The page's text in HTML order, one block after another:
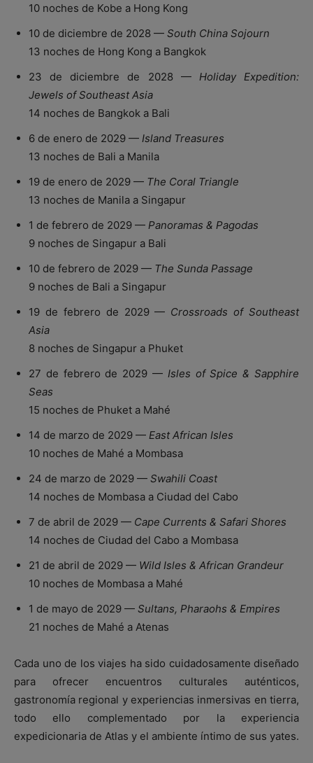
10 noches de Kobe a Hong Kong
10 de diciembre de 2028 — South China Sojourn
13 noches de Hong Kong a Bangkok
23 de diciembre de 2028 — Holiday Expedition:
Jewels of Southeast Asia
14 noches de Bangkok a Bali
6 de enero de 2029 — Island Treasures
13 noches de Bali a Manila
19 de enero de 2029 — The Coral Triangle
13 noches de Manila a Singapur
1 de febrero de 2029 — Panoramas & Pagodas
9 noches de Singapur a Bali
10 de febrero de 2029 — The Sunda Passage
9 noches de Bali a Singapur
19 de febrero de 2029 — Crossroads of Southeast
Asia
8 noches de Singapur a Phuket
27 de febrero de 2029 — Isles of Spice & Sapphire
Seas
15 noches de Phuket a Mahé
14 de marzo de 2029 — East African Isles
10 noches de Mahé a Mombasa
24 de marzo de 2029 — Swahili Coast
14 noches de Mombasa a Ciudad del Cabo
7 de abril de 2029 — Cape Currents & Safari Shores
14 noches de Ciudad del Cabo a Mombasa
21 de abril de 2029 — Wild Isles & African Grandeur
10 noches de Mombasa a Mahé
1 de mayo de 2029 — Sultans, Pharaohs & Empires
21 noches de Mahé a Atenas
Cada uno de los viajes ha sido cuidadosamente diseñado
para ofrecer encuentros culturales auténticos,
gastronomía regional y experiencias inmersivas en tierra,
todo ello complementado por la experiencia
expedicionaria de Atlas y el ambiente íntimo de sus yates.